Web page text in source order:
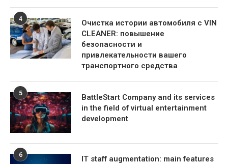
4
Очистка истории автомобиля с VIN
CLEANER: повышение
безопасности и
привлекательности вашего
транспортного средства
5
BattleStart Company and its services
in the field of virtual entertainment
development
6
IT staff augmentation: main features